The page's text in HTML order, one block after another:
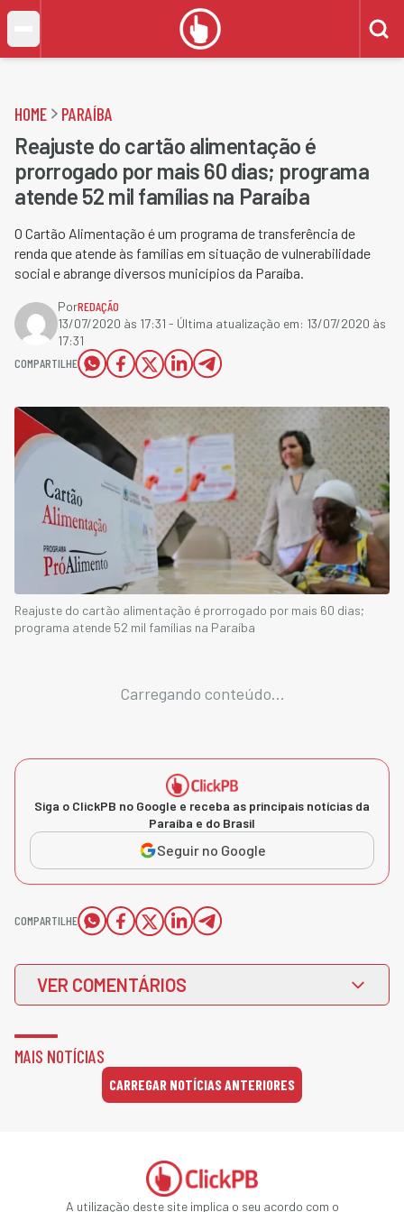
HOME PARAÍBA
Reajuste do cartão alimentação é
prorrogado por mais 60 dias; programa
atende 52 mil famílias na Paraíba
O Cartão Alimentação é um programa de transferência de
renda que atende às famílias em situação de vulnerabilidade
social e abrange diversos municípios da Paraíba.
PorREDAÇÃO
13/07/2020 às 17:31 - Última atualização em: 13/07/2020 às
17:31
COMPARTILHE
Reajuste do cartão alimentação é prorrogado por mais 60 dias;
programa atende 52 mil famílias na Paraíba
Carregando conteúdo...
Siga o ClickPB no Google e receba as principais notícias da
Paraíba e do Brasil
Seguir no Google
COMPARTILHE
VER COMENTÁRIOS
MAIS NOTÍCIAS
CARREGAR NOTÍCIAS ANTERIORES
A utilização deste site implica o seu acordo com o